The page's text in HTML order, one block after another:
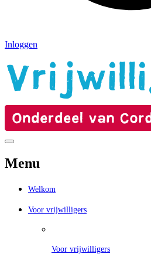
Inloggen
Menu
Welkom
Voor vrijwilligers
Voor vrijwilligers